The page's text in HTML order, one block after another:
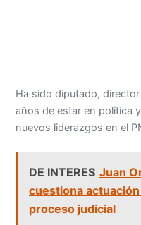
Ha sido diputado,
años de estar en política
nuevos liderazgos en el
DE INTERES Juan
cuestiona
proceso judicial